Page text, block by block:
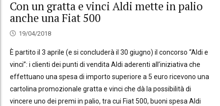
Con un gratta e vinci Aldi mette in palio
anche una Fiat 500
19/04/2018
È partito il 3 aprile (e si concluderà il 30 giugno) il concorso “Aldi e
vinci”: i clienti dei punti di vendita Aldi aderenti all’iniziativa che
effettuano una spesa di importo superiore a 5 euro ricevono una
cartolina promozionale gratta e vinci che dà la possibilità di
vincere uno dei premi in palio, tra cui Fiat 500, buoni spesa Aldi